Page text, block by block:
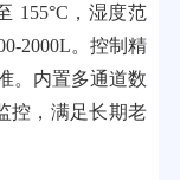
155°C，湿度范
2000L。控制精
。内置多通道数
控，满足长期老